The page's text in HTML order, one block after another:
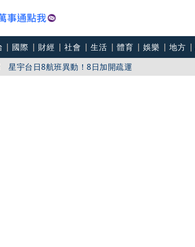
國際 財經 社會 生活 體育 娛樂 地方
星宇台日8航班異動！8日加開疏運
本喜劇天才川島雄三 4K修復重返大銀幕